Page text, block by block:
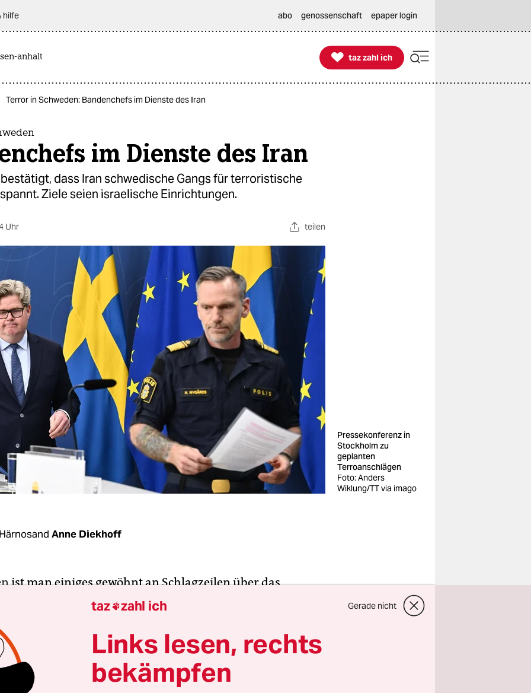
hilfe abo genossenschaft epaper login
anhalt 
taz zahl ich
taz zahl ich
Terror in Schweden: Bandenchefs im Dienste des Iran
im Dienste des Iran
dass Iran schwedische Gangs für terroristische
Ziele seien israelische Einrichtungen.
Uhr teilen
Pressekonferenz in
Stockholm zu
geplanten
Terroanschlägen
Foto: Anders
Wiklung/TT via imago
Anne Diekhoff
ist man einiges gewöhnt an Schlagzeilen über das
Verbrechen. Tödliche Bandenkriege, Teenager als Killer,
von Unbeteiligten – es scheint wie eine kontinuierliche
Und jetzt das noch: Die Drogen
auch Handlanger des Iran. Sie sollen im Auftrag des
gegen israelische Einrichtungen in Schweden
taz zahl ich Gerade nicht
Links lesen, rechts
bekämpfen